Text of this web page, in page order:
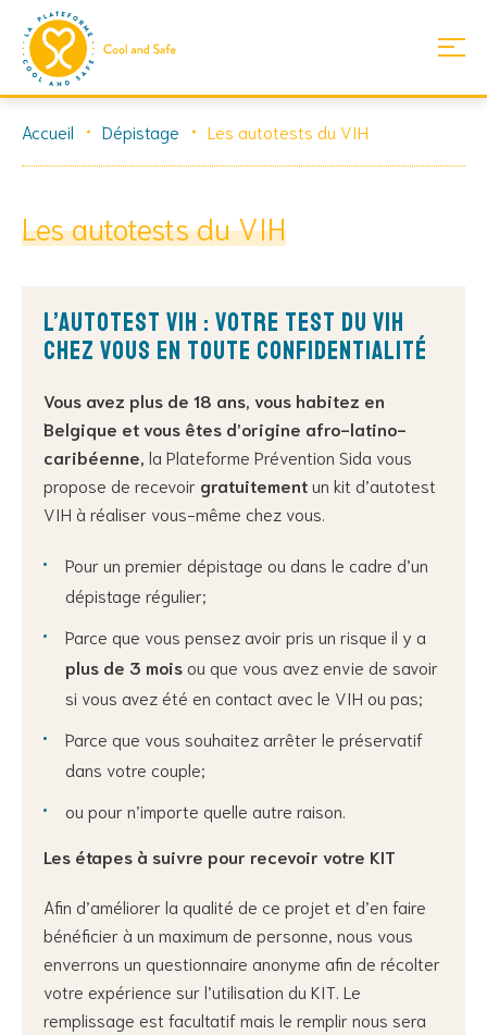
Accueil Dépistage Les autotests du VIH
Les autotests du VIH
L’Autotest VIH : votre test du VIH
chez vous en toute confidentialité
Vous avez plus de 18 ans, vous habitez en
Belgique et vous êtes d’origine afro-latino-
caribéenne la Plateforme Prévention Sida vous
propose de recevoir gratuitementun kit d’autotest
VIH à réaliser vous-même chez vous.
Pour un premier dépistage ou dans le cadre d’un
dépistage régulier;
Parce que vous pensez avoir pris un risque il y a
plus de 3 mois ou que vous avez envie de savoir
si vous avez été en contact avec le VIH ou pas;
Parce que vous souhaitez arrêter le préservatif
dans votre couple;
ou pour n’importe quelle autre raison.
Les étapes à suivre pour recevoir votre KIT
Afin d’améliorer la qualité de ce projet et d’en faire
bénéficier à un maximum de personne, nous vous
enverrons un questionnaire anonyme afin de récolter
votre expérience sur l’utilisation du KIT. Le
remplissage est facultatif mais le remplir nous sera